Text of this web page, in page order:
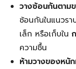
วางซ้อนกันตาม
ซ้อนกันในแนวร
เล็ก หรือเก็บใน
ความชื้น
ห้ามวางของหนั